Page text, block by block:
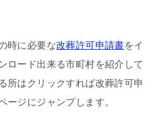
時に必要な改葬許可申請書をイ
ロード出来る市町村を紹介して
所はクリックすれば改葬許可申
ージにジャンプします。